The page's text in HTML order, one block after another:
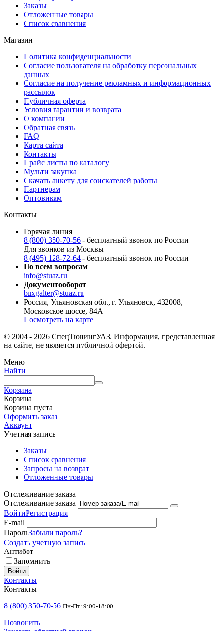
Заказы
Отложенные товары
Список сравнения
Магазин
Политика конфиденциальности
Согласие пользователя на обработку персональных
данных
Согласие на получение рекламных и информационных
рассылок
Публичная оферта
Условия гарантии и возврата
О компании
Обратная связь
FAQ
Карта сайта
Контакты
Прайс листы по каталогу
Мульти закупка
Скачать анкету для соискателей работы
Партнерам
Оптовикам
Контакты
Горячая линия
8 (800) 350-70-56 - бесплатный звонок по России
Для звонков из Москвы
8 (495) 128-72-64 - бесплатный звонок по России
По всем вопросам
info@stuaz.ru
Документооборот
buxgalter@stuaz.ru
Россия, Ульяновская обл., г. Ульяновск, 432008,
Московское шоссе, 84А
Посмотреть на карте
© 2004 - 2026 СпецТюнингУАЗ. Информация, представленная
на сайте, не является публичной офертой.
Меню
Найти
Корзина
Корзина
Корзина пуста
Оформить заказ
Аккаунт
Учетная запись
Заказы
Список сравнения
Запросы на возврат
Отложенные товары
Отслеживание заказа
Отслеживание заказа
ВойтиРегистрация
E-mail
ПарольЗабыли пароль?
Создать учетную запись
Антибот
Запомнить
Войти
Контакты
Контакты
8 (800) 350-70-56 Пн-Пт: 9:00-18:00
Позвонить